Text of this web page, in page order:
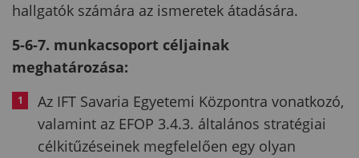
hallgatók számára az ismeretek átadására.
5-6-7. munkacsoport céljainak
meghatározása:
Az IFT Savaria Egyetemi Központra vonatkozó,
valamint az EFOP 3.4.3. általános stratégiai
célkitűzéseinek megfelelően egy olyan